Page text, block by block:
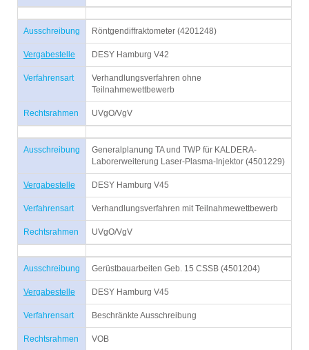
Ausschreibung Röntgendiffraktometer (4201248)
Vergabestelle DESY Hamburg V42
Verfahrensart
Verhandlungsverfahren ohne
Teilnahmewettbewerb
Rechtsrahmen UVgO/VgV
Ausschreibung
Generalplanung TA und TWP für KALDERA-
Laborerweiterung Laser-Plasma-Injektor (4501229)
Vergabestelle DESY Hamburg V45
Verfahrensart Verhandlungsverfahren mit Teilnahmewettbewerb
Rechtsrahmen UVgO/VgV
Ausschreibung Gerüstbauarbeiten Geb. 15 CSSB (4501204)
Vergabestelle DESY Hamburg V45
Verfahrensart Beschränkte Ausschreibung
Rechtsrahmen VOB